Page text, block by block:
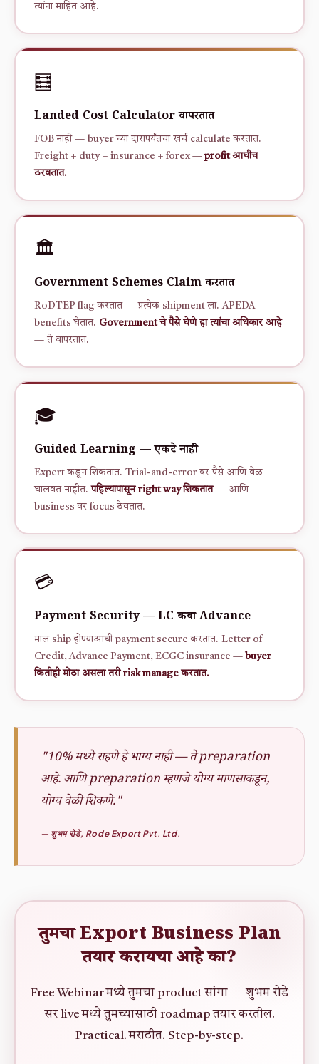
त्यांना माहित आहे.
🧮
Landed Cost Calculator वापरतात
FOB नाही — buyer च्या दारापर्यंतचा खर्च calculate करतात.
Freight + duty + insurance + forex — profit आधीच
ठरवतात.
🏛️
Government Schemes Claim करतात
RoDTEP flag करतात — प्रत्येक shipment ला. APEDA
benefits घेतात. Government चे पैसे घेणे हा त्यांचा अधिकार आहे
— ते वापरतात.
🎓
Guided Learning — एकटे नाही
Expert कडून शिकतात. Trial-and-error वर पैसे आणि वेळ
घालवत नाहीत.पहिल्यापासून right way शिकतात— आणि
business वर focus ठेवतात.
💳
Payment Security — LC किंवा Advance
माल ship होण्याआधी payment secure करतात. Letter of
Credit, Advance Payment, ECGC insurance — buyer
कितीही मोठा असला तरी risk manage करतात.
"10% मध्ये राहणे हे भाग्य नाही — ते preparation
आहे. आणि preparation म्हणजे योग्य माणसाकडून,
योग्य वेळी शिकणे."
— शुभम रोडे, Rode Export Pvt. Ltd.
तुमचा Export Business Plan
तयार करायचा आहे का?
Free Webinar मध्ये तुमचा product सांगा — शुभम रोडे
सर live मध्ये तुमच्यासाठी roadmap तयार करतील.
Practical. मराठीत. Step-by-step.